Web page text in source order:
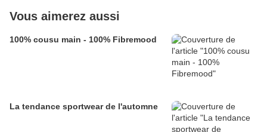
Vous aimerez aussi
100% cousu main - 100% Fibremood
La tendance sportwear de l'automne